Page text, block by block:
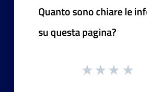
Quanto sono chiare le
su questa pagina?